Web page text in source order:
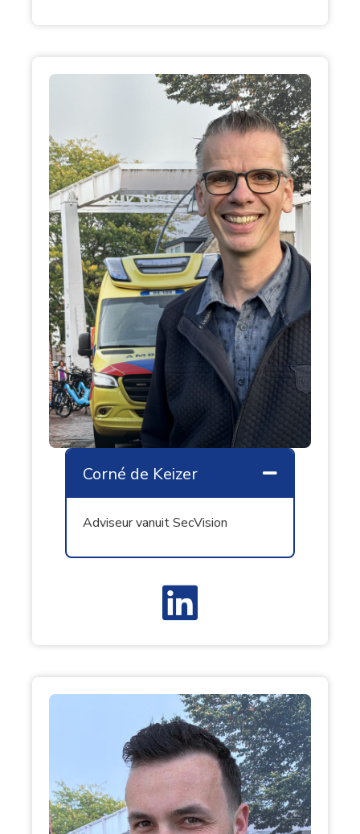
Corné de Keizer
Adviseur vanuit SecVision